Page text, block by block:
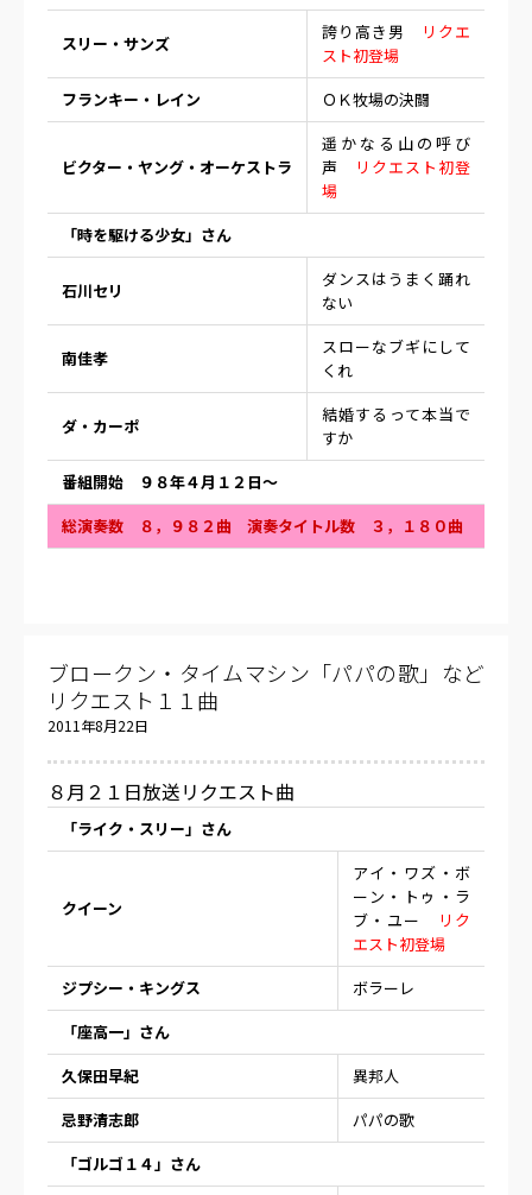
スリー・サンズ
誇り高き男
リクエ
スト初登場
フランキー・レイン
ＯＫ牧場の決闘
ビクター・ヤング・オーケストラ
遥かなる山の呼び
声
リクエスト初登
場
「時を駆ける少女」さん
石川セリ
ダンスはうまく踊れ
ない
南佳孝
スローなブギにして
くれ
ダ・カーポ
結婚するって本当で
すか
番組開始 ９８年４月１２日〜
総演奏数 ８，９８２曲 演奏タイトル数 ３，１８０曲
ブロークン・タイムマシン「パパの歌」など
リクエスト１１曲
2011年8月22日
８月２１日放送リクエスト曲
「ライク・スリー」さん
クイーン
アイ・ワズ・ボ
ーン・トゥ・ラ
ブ・ユー
リク
エスト初登場
ジプシー・キングス
ボラーレ
「座高一」さん
久保田早紀
異邦人
忌野清志郎
パパの歌
「ゴルゴ１４」さん